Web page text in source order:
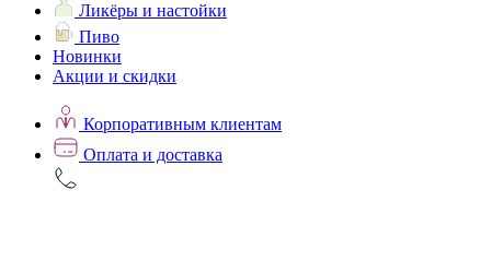
Ликёры и настойки
Пиво
Новинки
Акции и скидки
Корпоративным клиентам
Оплата и доставка